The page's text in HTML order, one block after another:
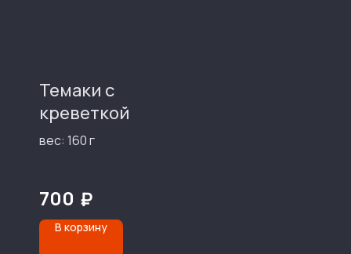
Темаки с
креветкой
вес: 160 г
700 ₽
В корзину